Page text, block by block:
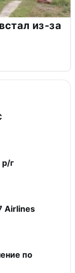
из-за
г
Airlines
по